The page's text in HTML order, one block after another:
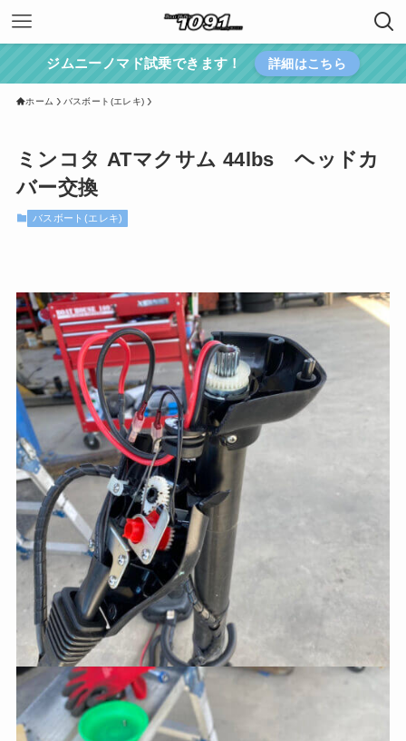
ジムニーノマド試乗できます！ 詳細はこちら
ホーム バスボート(エレキ)
ミンコタ ATマクサム 44lbs ヘッドカ
バー交換
バスボート(エレキ)